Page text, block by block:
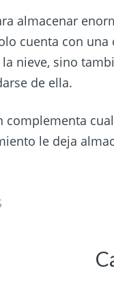
almacenar
cuenta con
nieve, sino
de ella.
complementa
le deja